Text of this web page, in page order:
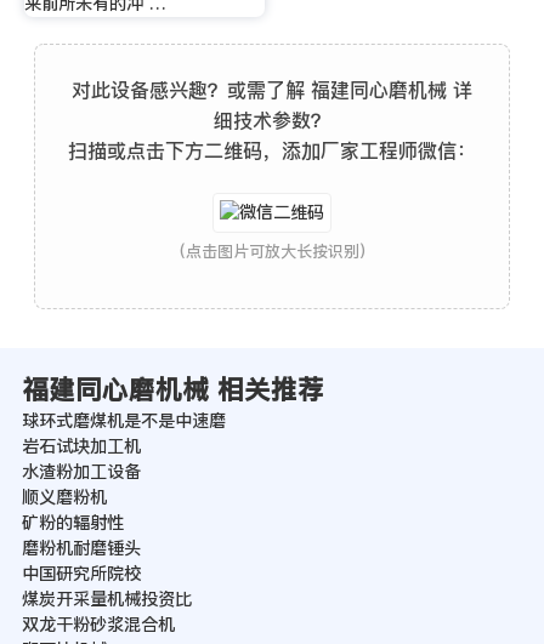
对此设备感兴趣？或需了解 福建同心磨机械 详
细技术参数？
扫描或点击下方二维码，添加厂家工程师微信：
(点击图片可放大长按识别)
福建同心磨机械 相关推荐
球环式磨煤机是不是中速磨
岩石试块加工机
水渣粉加工设备
顺义磨粉机
矿粉的辐射性
磨粉机耐磨锤头
中国研究所院校
煤炭开采量机械投资比
双龙干粉砂浆混合机